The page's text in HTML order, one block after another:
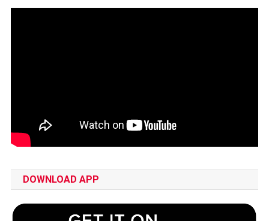
DOWNLOAD APP